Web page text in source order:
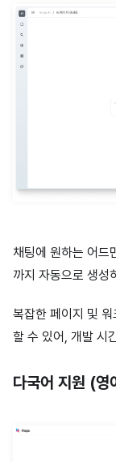
채팅에 원하는 어드
까지 자동으로 생성
복잡한 페이지 및
할 수 있어, 개발 시
다국어 지원 (영